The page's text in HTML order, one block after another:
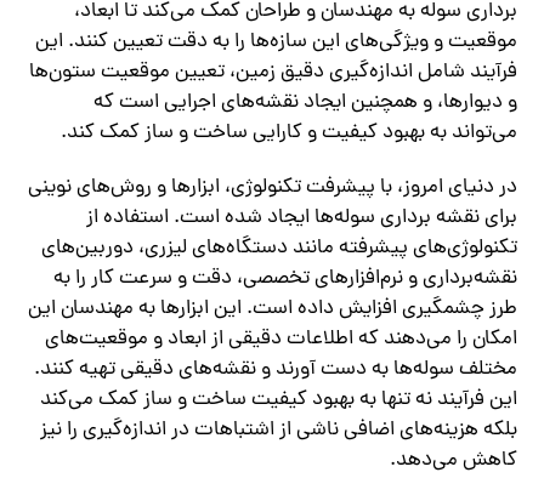
برداری سوله به مهندسان و طراحان کمک می‌کند تا ابعاد،
موقعیت و ویژگی‌های این سازه‌ها را به دقت تعیین کنند. این
فرآیند شامل اندازه‌گیری دقیق زمین، تعیین موقعیت ستون‌ها
و دیوارها، و همچنین ایجاد نقشه‌های اجرایی است که
می‌تواند به بهبود کیفیت و کارایی ساخت و ساز کمک کند.
در دنیای امروز، با پیشرفت تکنولوژی، ابزارها و روش‌های نوینی
برای نقشه برداری سوله‌ها ایجاد شده است. استفاده از
تکنولوژی‌های پیشرفته مانند دستگاه‌های لیزری، دوربین‌های
نقشه‌برداری و نرم‌افزارهای تخصصی، دقت و سرعت کار را به
طرز چشمگیری افزایش داده است. این ابزارها به مهندسان این
امکان را می‌دهند که اطلاعات دقیقی از ابعاد و موقعیت‌های
مختلف سوله‌ها به دست آورند و نقشه‌های دقیقی تهیه کنند.
این فرآیند نه تنها به بهبود کیفیت ساخت و ساز کمک می‌کند
بلکه هزینه‌های اضافی ناشی از اشتباهات در اندازه‌گیری را نیز
کاهش می‌دهد.